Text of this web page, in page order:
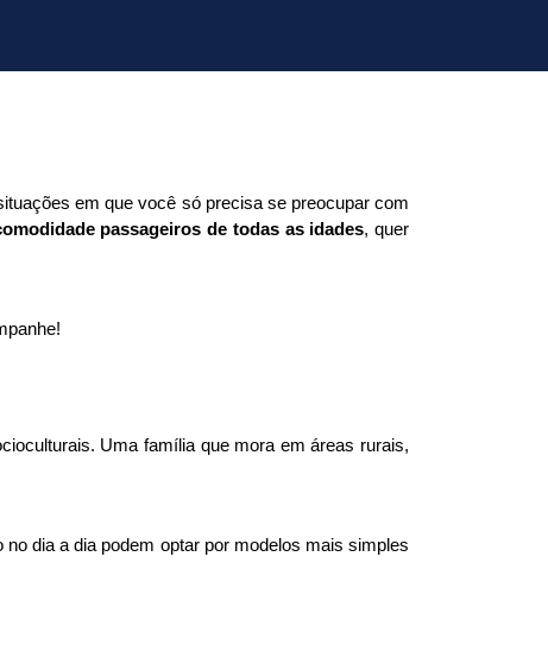
em que você só precisa se preocupar com
passageiros de todas as idades, quer
Uma família que mora em áreas rurais,
dia a dia podem optar por modelos mais simples